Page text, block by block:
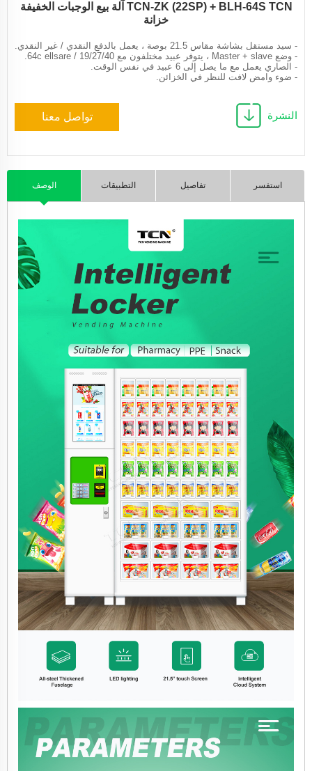
TCN-ZK (22SP) + BLH-64S TCN آلة بيع الوجبات الخفيفة
خزانة
- سيد مستقل بشاشة مقاس 21.5 بوصة ، يعمل بالدفع النقدي / غير النقدي.
- وضع Master + slave ، يتوفر عبيد مختلفون مع 19/27/40 / 64c ellsare.
- الصاري يعمل مع ما يصل إلى 6 عبيد في نفس الوقت.
- ضوء وامض لافت للنظر في الخزائن.
تواصل معنا النشرة
الوصف التطبيقات تفاصيل استفسر